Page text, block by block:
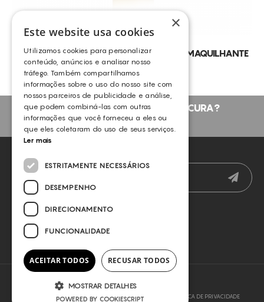
GDC- T SRNS DUAL CLEANSE OLEO DESMAQUILHANTE
125 ML
GERMAINE DE CAPUCCINI
NÃO ENCONTROU O QUE PROCURA?
FALE CONNOSCO
COPYRIGHT © 2026 SLYOU TERMOS E CONDIÇÕES POLÍTICA DE PRIVACIDADE
×
Este website usa cookies
Utilizamos cookies para personalizar
conteúdo, anúncios e analisar nosso
tráfego. Também compartilhamos
informações sobre o uso do nosso site com
nossos parceiros de publicidade e análise,
que podem combiná-las com outras
informações que você forneceu a eles ou
que eles coletaram do uso de seus serviços.
Ler mais
ESTRITAMENTE NECESSÁRIOS
DESEMPENHO
DIRECIONAMENTO
FUNCIONALIDADE
ACEITAR TODOS RECUSAR TODOS
MOSTRAR DETALHES
POWERED BY COOKIESCRIPT